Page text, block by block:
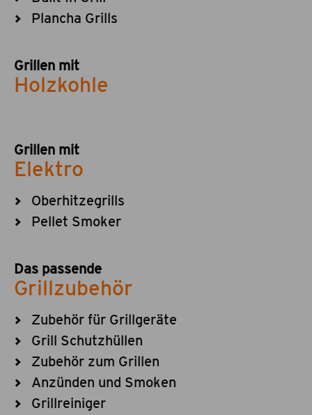
Plancha Grills
Grillen mit
Holzkohle
Grillen mit
Elektro
Oberhitzegrills
Pellet Smoker
Das passende
Grillzubehör
Zubehör für Grillgeräte
Grill Schutzhüllen
Zubehör zum Grillen
Anzünden und Smoken
Grillreiniger